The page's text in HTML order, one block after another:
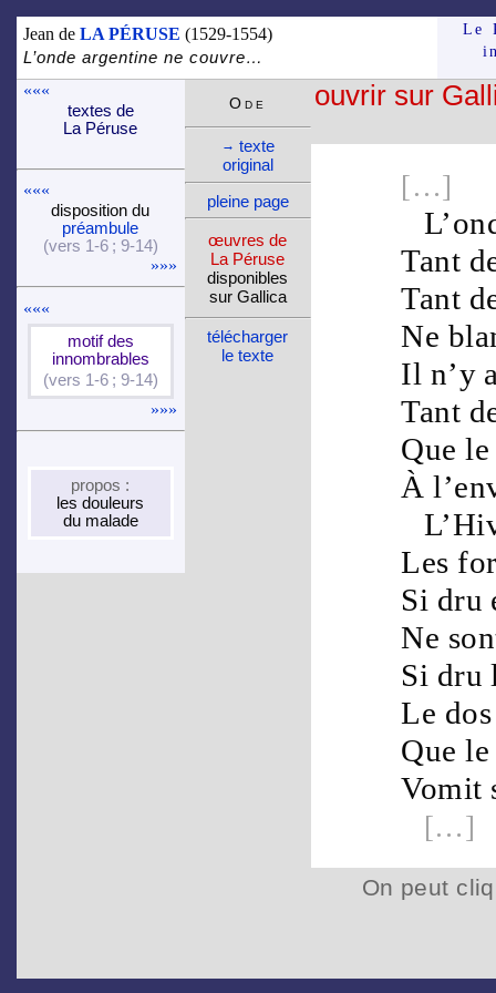
Jean deLA PÉRUSE (1529-1554)
L’onde argentine ne couvre…
Le
«««
textes de
La Péruse
«««
dispo­si­tion du
pré­am­bule
(vers 1-6 ; 9-14)
»»»
«««
motif des
innom­brables
(vers 1-6 ; 9-14)
»»»
propos :
les dou­leurs
du malade
ouvrir sur
[…]
L’
Tant
Tant
Ne
Il n’y
Tant
Que
À
L’
Les
Si dru
Ne
Si dru
Le dos
Que
Vomit
[…]
On peut
Ode
→ texte
ori­ginal
pleine page
œuvres de
La Péruse
dispo­nibles
sur Gallica
télé­charger
le texte